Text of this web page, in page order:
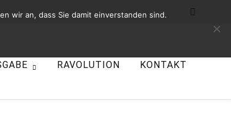
RAVOLUTION KONTAKT
wir an, dass Sie damit einverstanden sind.